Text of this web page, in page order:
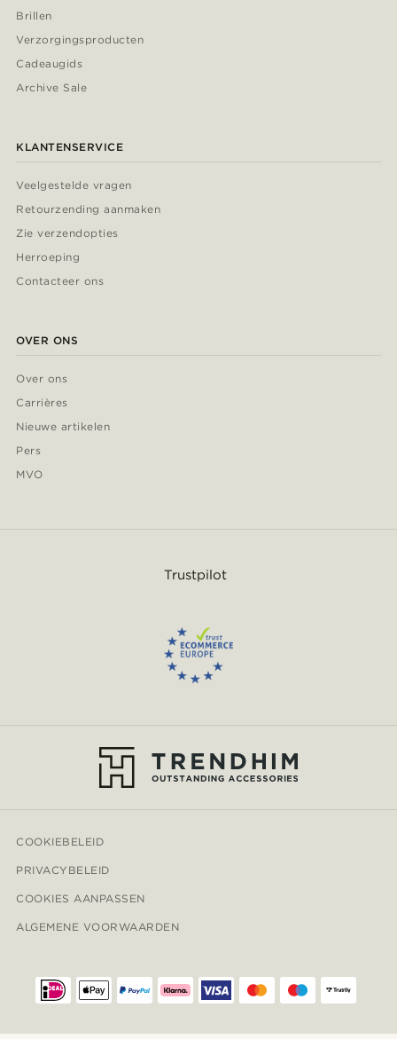
Brillen
Verzorgingsproducten
Cadeaugids
Archive Sale
KLANTENSERVICE
Veelgestelde vragen
Retourzending aanmaken
Zie verzendopties
Herroeping
Contacteer ons
OVER ONS
Over ons
Carrières
Nieuwe artikelen
Pers
MVO
Trustpilot
COOKIEBELEID
PRIVACYBELEID
COOKIES AANPASSEN
ALGEMENE VOORWAARDEN